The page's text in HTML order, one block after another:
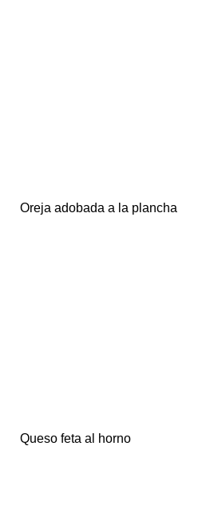
Oreja adobada a la plancha
Queso feta al horno